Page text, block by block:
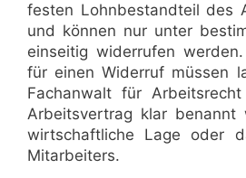
festen Lohnbestandteil des
und können nur unter
einseitig widerrufen
für einen Widerruf müssen
Fachanwalt für
Arbeitsvertrag klar benannt
wirtschaftliche Lage oder
Mitarbeiters.